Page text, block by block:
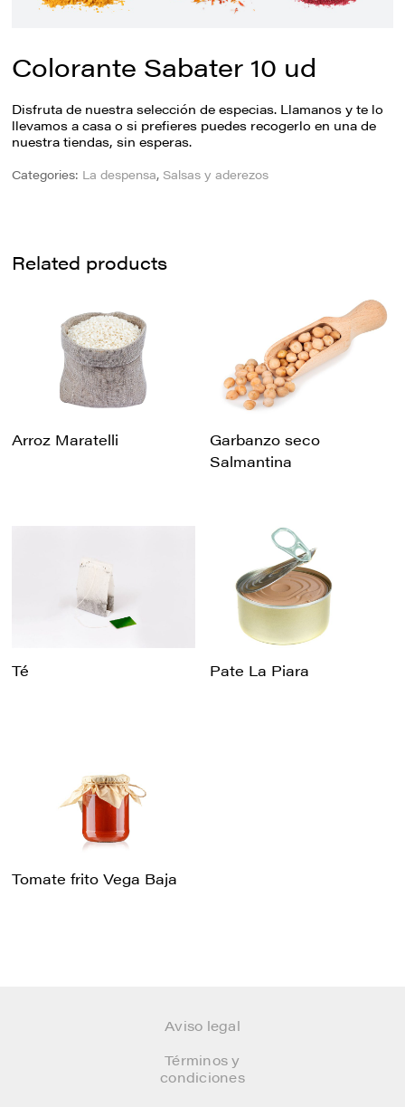
Colorante Sabater 10 ud
Disfruta de nuestra selección de especias. Llamanos y te lo
llevamos a casa o si prefieres puedes recogerlo en una de
nuestra tiendas, sin esperas.
Categories: La despensa,Salsas y aderezos
Related products
Arroz Maratelli
Garbanzo seco
Salmantina
Té Pate La Piara
Tomate frito Vega Baja
Aviso legal
Términos y
condiciones